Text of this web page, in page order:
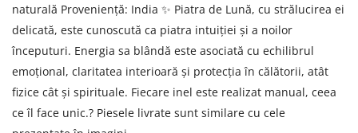
naturală Proveniență: India ✨ Piatra de Lună, cu strălucirea ei
delicată, este cunoscută ca piatra intuiției și a noilor
începuturi. Energia sa blândă este asociată cu echilibrul
emoțional, claritatea interioară și protecția în călătorii, atât
fizice cât și spirituale. Fiecare inel este realizat manual, ceea
ce îl face unic.? Piesele livrate sunt similare cu cele